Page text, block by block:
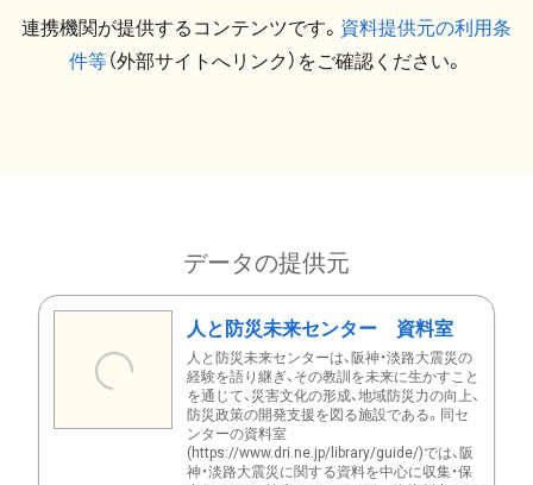
連携機関が提供するコンテンツです。 資料提供元の利用条
件等（外部サイトへリンク）をご確認ください。
データの提供元
人と防災未来センター 資料室
人と防災未来センターは、阪神・淡路大震災の
経験を語り継ぎ、その教訓を未来に生かすこと
を通じて、災害文化の形成、地域防災力の向上、
防災政策の開発支援を図る施設である。同セ
ンターの資料室
(https://www.dri.ne.jp/library/guide/)では、阪
神・淡路大震災に関する資料を中心に収集・保